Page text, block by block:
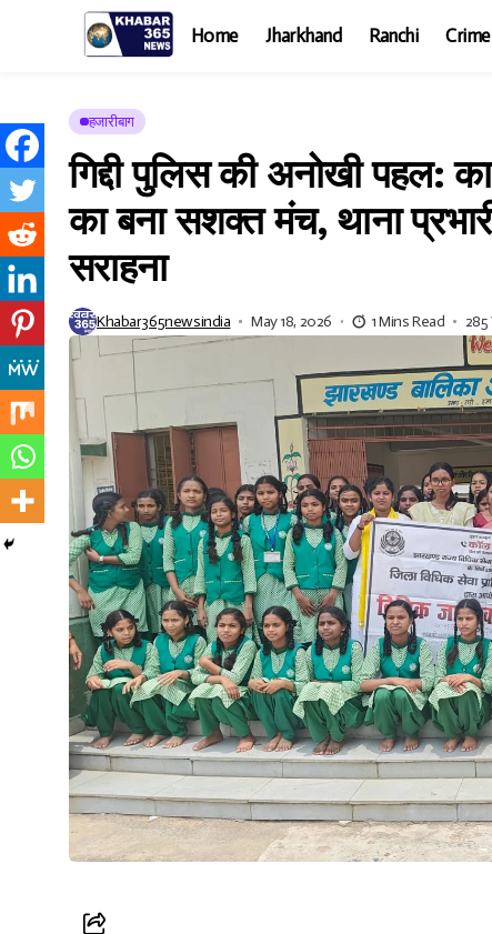
Home Jharkhand Ranchi Crime
हजारीबाग
गिद्दी पुलिस की अनोखी पहल:
का बना सशक्त मंच, थाना
सराहना
Khabar365newsindia May 18, 2026 1 Mins Read 285